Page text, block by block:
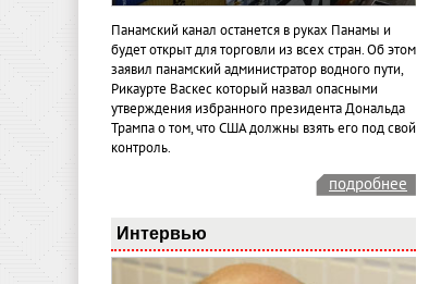
Панамский канал останется в руках Панамы и
будет открыт для торговли из всех стран. Об этом
заявил панамский администратор водного пути,
Рикаурте Васкес который назвал опасными
утверждения избранного президента Дональда
Трампа о том, что США должны взять его под свой
контроль.
подробнее
Интервью